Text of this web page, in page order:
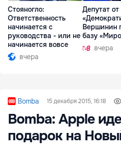
Стояногло:
Ответственность
начинается с
руководства - или не
начинается вовсе
вчера
Депутат от
Вершинин
базу
вчера
Bomba 15 декабря 2015, 16:18
Bomba: Apple
подарок на